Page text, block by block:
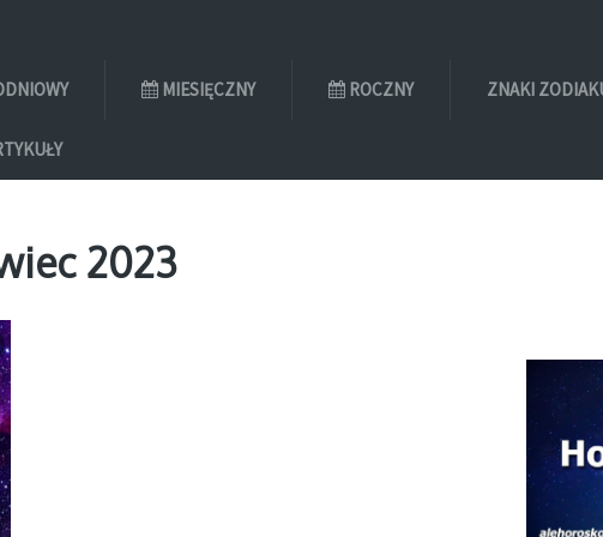
MIESIĘCZNY ROCZNY ZNAKI
2023